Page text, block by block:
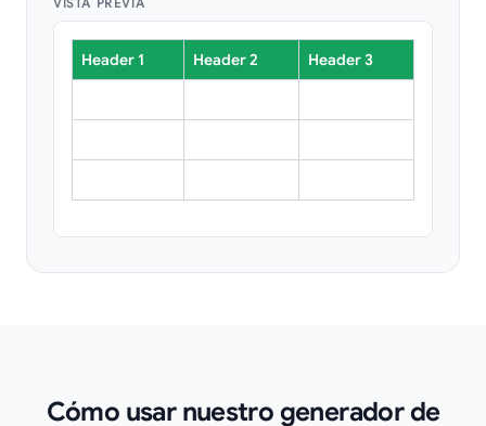
Header 1 Header 2 Header 3
Cómo usar nuestro generador de